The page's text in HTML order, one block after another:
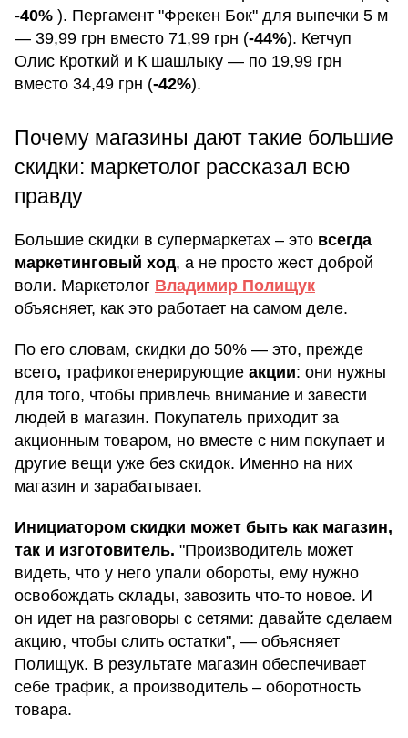
-40% ). Пергамент "Фрекен Бок" для выпечки 5 м
— 39,99 грн вместо 71,99 грн (-44%). Кетчуп
Олис Кроткий и К шашлыку — по 19,99 грн
вместо 34,49 грн (-42%).
Почему магазины дают такие большие
скидки: маркетолог рассказал всю
правду
Большие скидки в супермаркетах – это всегда
маркетинговый ход, а не просто жест доброй
воли. Маркетолог Владимир Полищук
объясняет, как это работает на самом деле.
По его словам, скидки до 50% — это, прежде
всего, трафикогенерирующие акции: они нужны
для того, чтобы привлечь внимание и завести
людей в магазин. Покупатель приходит за
акционным товаром, но вместе с ним покупает и
другие вещи уже без скидок. Именно на них
магазин и зарабатывает.
Инициатором скидки может быть как магазин,
так и изготовитель. "Производитель может
видеть, что у него упали обороты, ему нужно
освобождать склады, завозить что-то новое. И
он идет на разговоры с сетями: давайте сделаем
акцию, чтобы слить остатки", — объясняет
Полищук. В результате магазин обеспечивает
себе трафик, а производитель – оборотность
товара.